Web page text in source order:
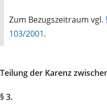
Zum Bezugszeitraum vgl.
103/2001.
Teilung der Karenz
§ 3.